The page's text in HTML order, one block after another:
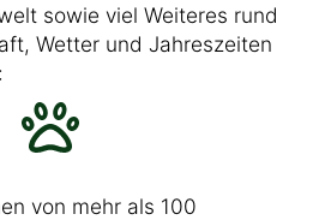
sowie viel Weiteres rund
Wetter und Jahreszeiten
von mehr als 100